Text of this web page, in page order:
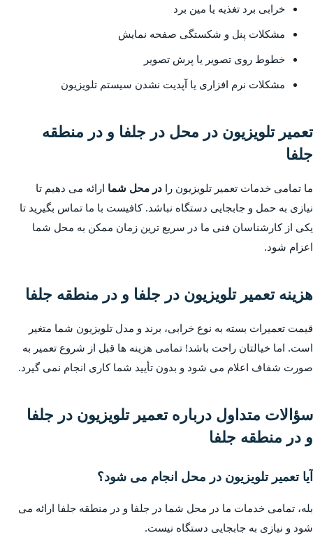
خرابی برد تغذیه یا مین برد
مشکلات پنل و شکستگی صفحه نمایش
خطوط روی تصویر یا پرش تصویر
مشکلات نرم افزاری یا آپدیت نشدن سیستم تلویزیون
تعمیر تلویزیون در محل در جلفا و در منطقه
جلفا
ما تمامی خدمات تعمیر تلویزیون را در محل شما ارائه می دهیم تا
نیازی به حمل و جابجایی دستگاه نباشد. کافیست با ما تماس بگیرید تا
یکی از کارشناسان فنی ما در سریع ترین زمان ممکن به محل شما
اعزام شود.
هزینه تعمیر تلویزیون در جلفا و در منطقه جلفا
قیمت تعمیرات بسته به نوع خرابی، برند و مدل تلویزیون شما متغیر
است. اما خیالتان راحت باشد! تمامی هزینه ها قبل از شروع تعمیر به
صورت شفاف اعلام می شود و بدون تأیید شما کاری انجام نمی گیرد.
سؤالات متداول درباره تعمیر تلویزیون در جلفا
و در منطقه جلفا
آیا تعمیر تلویزیون در محل انجام می شود؟
بله، تمامی خدمات ما در محل شما در جلفا و در منطقه جلفا ارائه می
شود و نیازی به جابجایی دستگاه نیست.